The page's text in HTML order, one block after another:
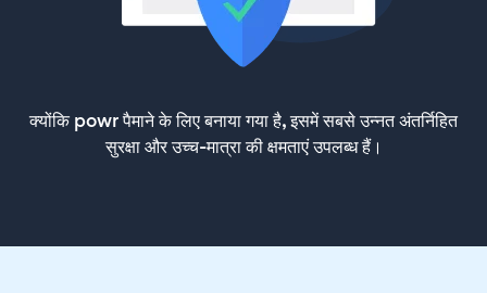
क्योंकि powr पैमाने के लिए बनाया गया है, इसमें सबसे उन्नत अंतर्निहित
सुरक्षा और उच्च-मात्रा की क्षमताएं उपलब्ध हैं।